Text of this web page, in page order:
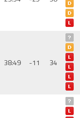
38:49 -11 34